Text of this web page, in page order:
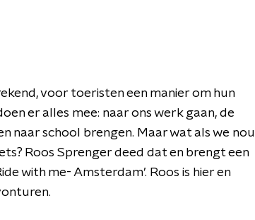
voor toeristen een manier om hun
er alles mee: naar ons werk gaan, de
naar school brengen. Maar wat als we nou
Roos Sprenger deed dat en brengt een
with me- Amsterdam’. Roos is hier en